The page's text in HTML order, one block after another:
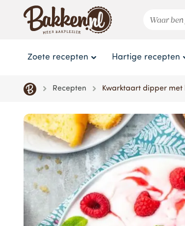
Zoete recepten Hartige recepten
Recepten Kwarktaart dipper met